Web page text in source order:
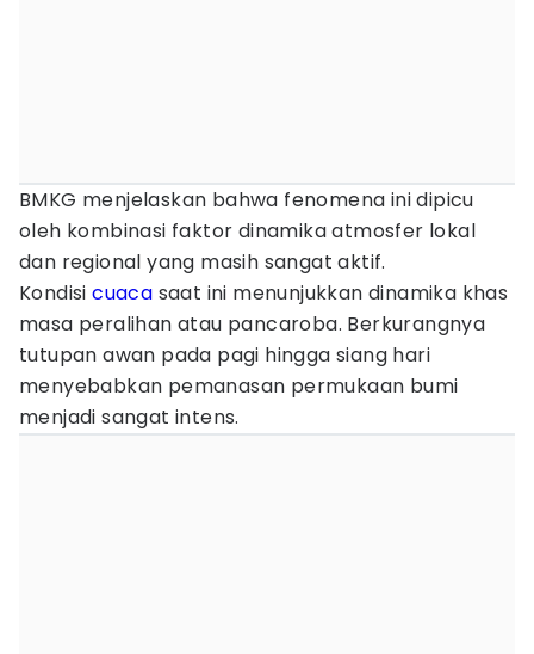
BMKG menjelaskan bahwa fenomena ini dipicu
oleh kombinasi faktor dinamika atmosfer lokal
dan regional yang masih sangat aktif.
Kondisicuaca saat ini menunjukkan dinamika khas
masa peralihan atau pancaroba. Berkurangnya
tutupan awan pada pagi hingga siang hari
menyebabkan pemanasan permukaan bumi
menjadi sangat intens.